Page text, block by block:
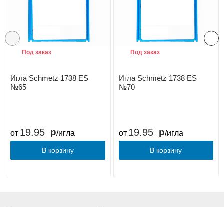
Игла Schmetz 1738 ES
№65
Под заказ
от 19.95 /игла
В корзину
Игла Schmetz 1738 ES
№70
Под заказ
от 19.95 /игла
В корзину